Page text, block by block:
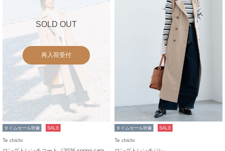
SOLD OUT
再入荷受付
タイムセール対象 SALE
Te chichi
タイムセール対象 SALE
Te chichi